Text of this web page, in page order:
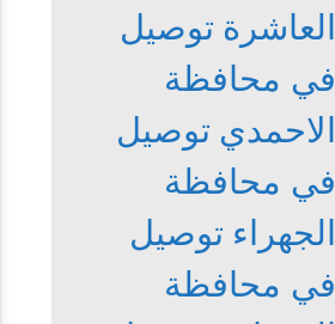
العاشرة توصيل
في محافظة
الاحمدي توصيل
في محافظة
الجهراء توصيل
في محافظة